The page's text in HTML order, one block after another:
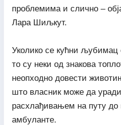
проблемима и слично –
Лара Шиљкут.
Уколико се кућни
то су неки од знакова
неопходно довести
што власник може да
расхлађивањем на путу до
амбуланте.